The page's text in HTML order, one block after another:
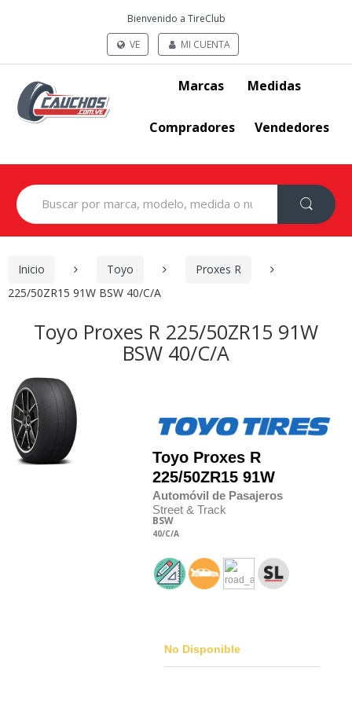
Bienvenido a TireClub
VE
MI CUENTA
Marcas Medidas
Compradores Vendedores
Search
for:
Inicio Toyo
Proxes R
225/50ZR15 91W BSW 40/C/A
Toyo Proxes R 225/50ZR15 91W
BSW 40/C/A
Toyo Proxes R
225/50ZR15 91W
Automóvil de Pasajeros
Street & Track
BSW
40/C/A
No Disponible